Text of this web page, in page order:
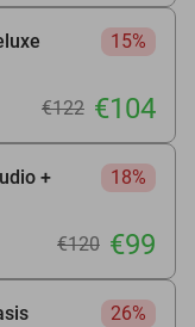
15%
€122 €104
+
18%
€120 €99
26%